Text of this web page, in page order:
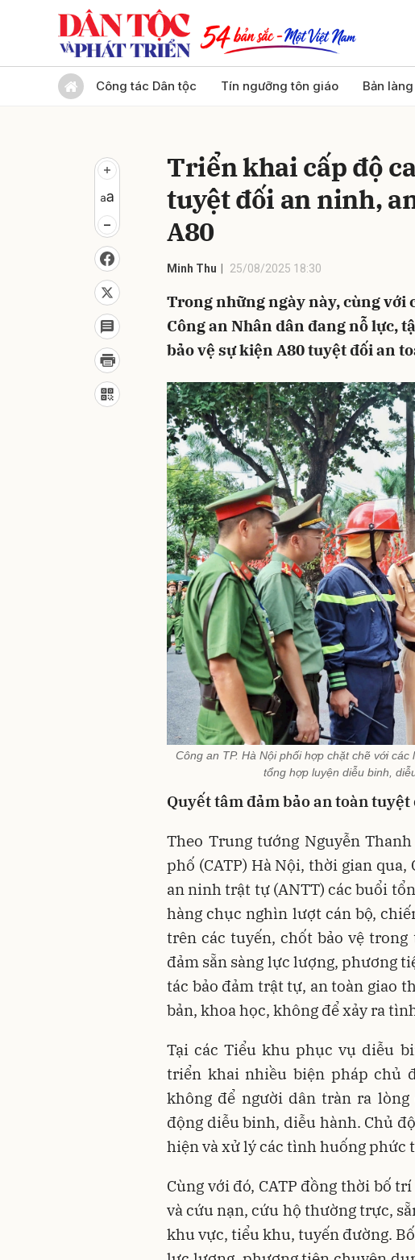
Công tác Dân tộc Tín ngưỡng tôn giáo Bản
Triển khai cấp độ
tuyệt đối an ninh,
A80
Minh Thu 25/08/2025 18:30
Trong những ngày này, cùng với
Công an Nhân dân đang nỗ lực,
bảo vệ sự kiện A80 tuyệt đối an
Công an TP. Hà Nội phối hợp chặt chẽ với
tổng hợp luyện diễu binh,
Quyết tâm đảm bảo an toàn
Theo Trung tướng Nguyễn
phố (CATP) Hà Nội, thời gian
an ninh trật tự (ANTT) các buổi
hàng chục nghìn lượt cán bộ,
trên các tuyến, chốt bảo vệ
đảm sẵn sàng lực lượng, phương
tác bảo đảm trật tự, an toàn giao
bản, khoa học, không để xảy ra
Tại các Tiểu khu phục vụ diễu
triển khai nhiều biện pháp chủ
không để người dân tràn ra
động diễu binh, diễu hành. Chủ
hiện và xử lý các tình huống phức
Cùng với đó, CATP đồng thời bố
và cứu nạn, cứu hộ thường trực,
khu vực, tiểu khu, tuyến đường.
Gửi bình